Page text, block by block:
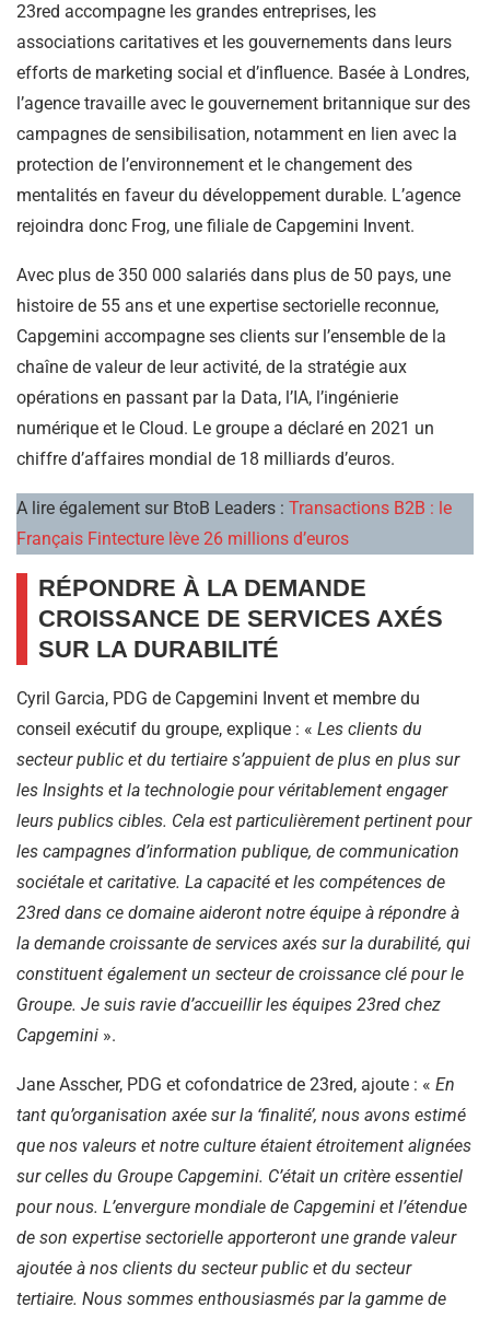
23red accompagne les grandes entreprises, les
associations caritatives et les gouvernements dans leurs
efforts de marketing social et d’influence. Basée à Londres,
l’agence travaille avec le gouvernement britannique sur des
campagnes de sensibilisation, notamment en lien avec la
protection de l’environnement et le changement des
mentalités en faveur du développement durable. L’agence
rejoindra donc Frog, une filiale de Capgemini Invent.
Avec plus de 350 000 salariés dans plus de 50 pays, une
histoire de 55 ans et une expertise sectorielle reconnue,
Capgemini accompagne ses clients sur l’ensemble de la
chaîne de valeur de leur activité, de la stratégie aux
opérations en passant par la Data, l’IA, l’ingénierie
numérique et le Cloud. Le groupe a déclaré en 2021 un
chiffre d’affaires mondial de 18 milliards d’euros.
A lire également sur BtoB Leaders : Transactions B2B : le
Français Fintecture lève 26 millions d’euros
RÉPONDRE À LA DEMANDE
CROISSANCE DE SERVICES AXÉS
SUR LA DURABILITÉ
Cyril Garcia, PDG de Capgemini Invent et membre du
conseil exécutif du groupe, explique : « Les clients du
secteur public et du tertiaire s’appuient de plus en plus sur
les Insights et la technologie pour véritablement engager
leurs publics cibles. Cela est particulièrement pertinent pour
les campagnes d’information publique, de communication
sociétale et caritative. La capacité et les compétences de
23red dans ce domaine aideront notre équipe à répondre à
la demande croissante de services axés sur la durabilité, qui
constituent également un secteur de croissance clé pour le
Groupe. Je suis ravie d’accueillir les équipes 23red chez
Capgemini ».
Jane Asscher, PDG et cofondatrice de 23red, ajoute : « En
tant qu’organisation axée sur la ‘finalité’, nous avons estimé
que nos valeurs et notre culture étaient étroitement alignées
sur celles du Groupe Capgemini. C’était un critère essentiel
pour nous. L’envergure mondiale de Capgemini et l’étendue
de son expertise sectorielle apporteront une grande valeur
ajoutée à nos clients du secteur public et du secteur
tertiaire. Nous sommes enthousiasmés par la gamme de